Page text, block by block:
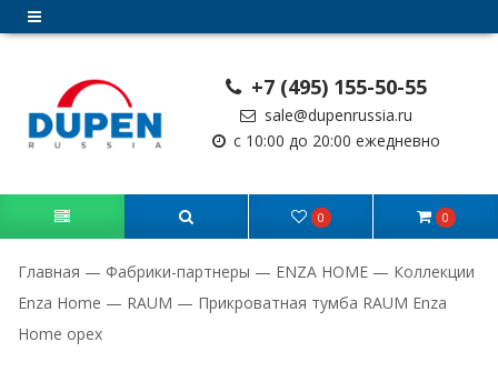
+7 (495) 155-50-55
sale@dupenrussia.ru
с 10:00 до 20:00 ежедневно
0 0
Главная — Фабрики-партнеры — ENZA HOME — Коллекции
Enza Home — RAUM — Прикроватная тумба RAUM Enza
Home орех